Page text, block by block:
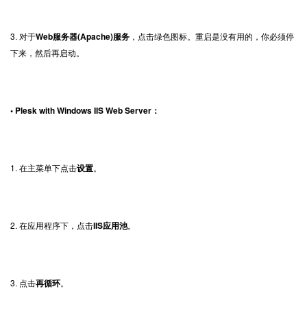
3. 对于Web服务器(Apache)服务 ，点击绿色图标。重启是没有用的，你必须停
下来，然后再启动。
• Plesk with Windows IIS Web Server：
1. 在主菜单下点击设置。
2. 在应用程序下，点击IIS应用池。
3. 点击再循环。